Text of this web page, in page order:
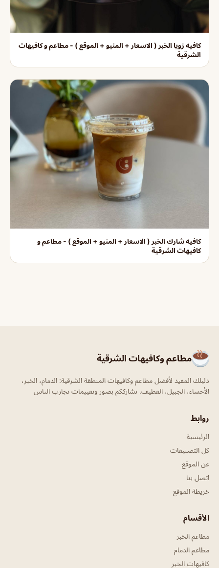
كافيه زويا الخبر ( الاسعار + المنيو + الموقع ) - مطاعم و كافيهات
الشرقية
كافيه شارك الخبر ( الاسعار + المنيو + الموقع ) - مطاعم و
كافيهات الشرقية
مطاعم وكافيهات الشرقية
دليلك المفيد لأفضل مطاعم وكافيهات المنطقة الشرقية: الدمام، الخبر،
الأحساء، الجبيل، القطيف. نشارككم بصور وتقييمات تجارب الناس
روابط
الرئيسية
كل التصنيفات
عن الموقع
اتصل بنا
خريطة الموقع
الأقسام
مطاعم الخبر
مطاعم الدمام
كافيهات الخبر